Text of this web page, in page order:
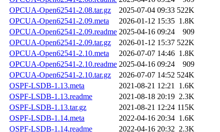
OPCUA-Open62541-2.08.tar.gz
2025-07-04 09:33 522K
OPCUA-Open62541-2.09.meta
2026-01-12 15:35 1.8K
OPCUA-Open62541-2.09.readme 2025-04-16 09:24
909
OPCUA-Open62541-2.09.tar.gz
2026-01-12 15:37 522K
OPCUA-Open62541-2.10.meta
2026-07-07 14:46 1.8K
OPCUA-Open62541-2.10.readme 2025-04-16 09:24
909
OPCUA-Open62541-2.10.tar.gz
2026-07-07 14:52 524K
OSPF-LSDB-1.13.meta
2021-08-21 12:21 1.6K
OSPF-LSDB-1.13.readme
2021-08-18 20:19 2.3K
OSPF-LSDB-1.13.tar.gz
2021-08-21 12:24 115K
OSPF-LSDB-1.14.meta
2022-04-16 20:34 1.6K
OSPF-LSDB-1.14.readme
2022-04-16 20:32 2.3K